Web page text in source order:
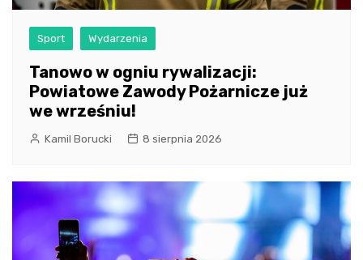
Sport Wydarzenia
Tanowo w ogniu rywalizacji:
Powiatowe Zawody Pożarnicze już
we wrześniu!
Kamil Borucki 8 sierpnia 2026